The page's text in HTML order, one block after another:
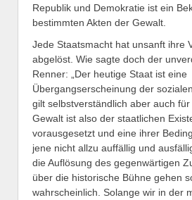
Republik und Demokratie ist ein
bestimmten Akten der Gewalt.
Jede Staatsmacht hat unsanft ihre
abgelöst. Wie sagte doch der
Renner: „Der heutige Staat ist eine
Übergangserscheinung der
gilt selbstverständlich aber auch für
Gewalt ist also der staatlichen
vorausgesetzt und eine ihrer
jene nicht allzu auffällig und
die Auflösung des gegenwärtigen
über die historische Bühne gehen
wahrscheinlich. Solange wir in der